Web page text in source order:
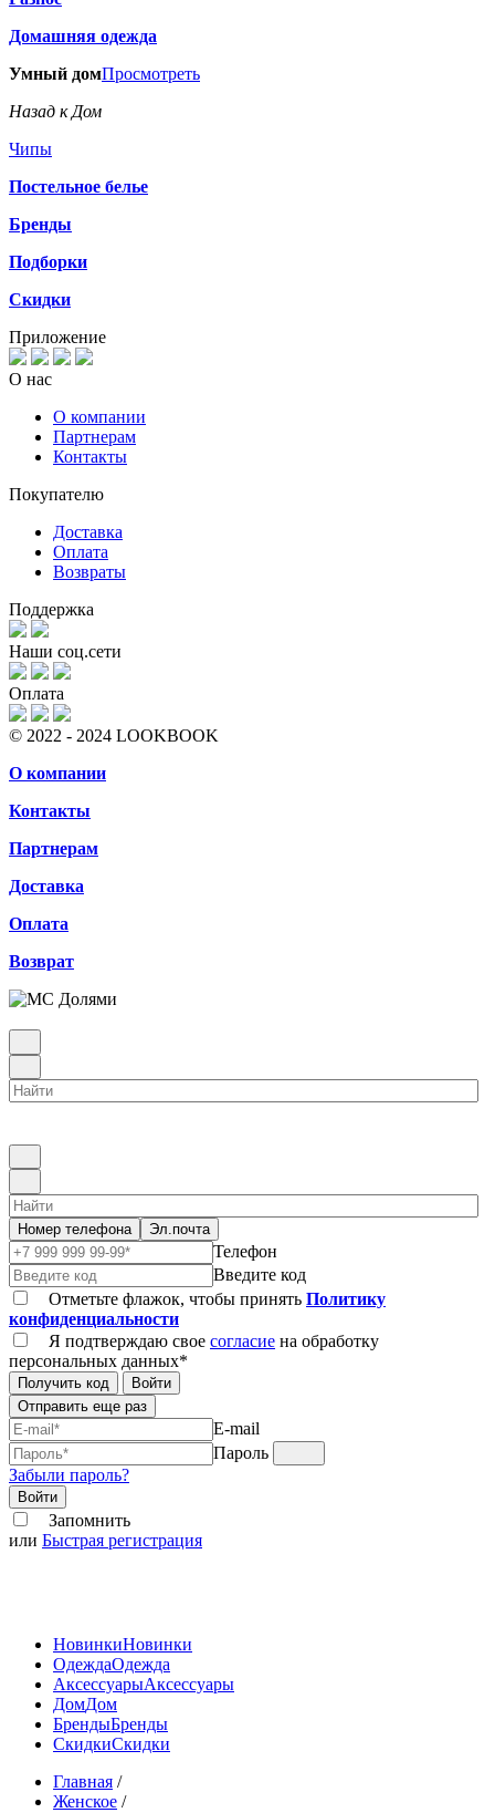
Домашняя одежда
Умный домПросмотреть
Назад к Дом
Чипы
Постельное белье
Бренды
Подборки
Скидки
Приложение
О нас
О компании
Партнерам
Контакты
Покупателю
Доставка
Оплата
Возвраты
Поддержка
Наши соц.сети
Оплата
© 2022 - 2024 LOOKBOOK
О компании
Контакты
Партнерам
Доставка
Оплата
Возврат
Номер телефона Эл.почта
Телефон
Введите код
Отметьте флажок, чтобы принять Политику
конфиденциальности
Я подтверждаю свое согласие на обработку
персональных данных*
Получить код
Войти
Отправить еще раз
E-mail
Пароль
Забыли пароль?
Войти
Запомнить
или Быстрая регистрация
НовинкиНовинки
ОдеждаОдежда
АксессуарыАксессуары
ДомДом
БрендыБренды
СкидкиСкидки
Главная /
Женское /